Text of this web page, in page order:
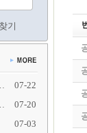
기
07-22
07-20
07-03